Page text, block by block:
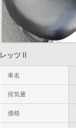
レッツⅡ
車名
排気量
価格